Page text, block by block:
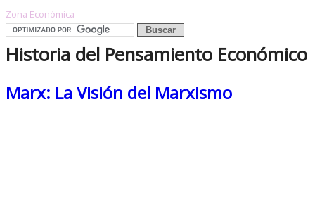
Zona Económica
Historia del Pensamiento Económico
Marx: La Visión del Marxismo